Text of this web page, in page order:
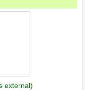
external)